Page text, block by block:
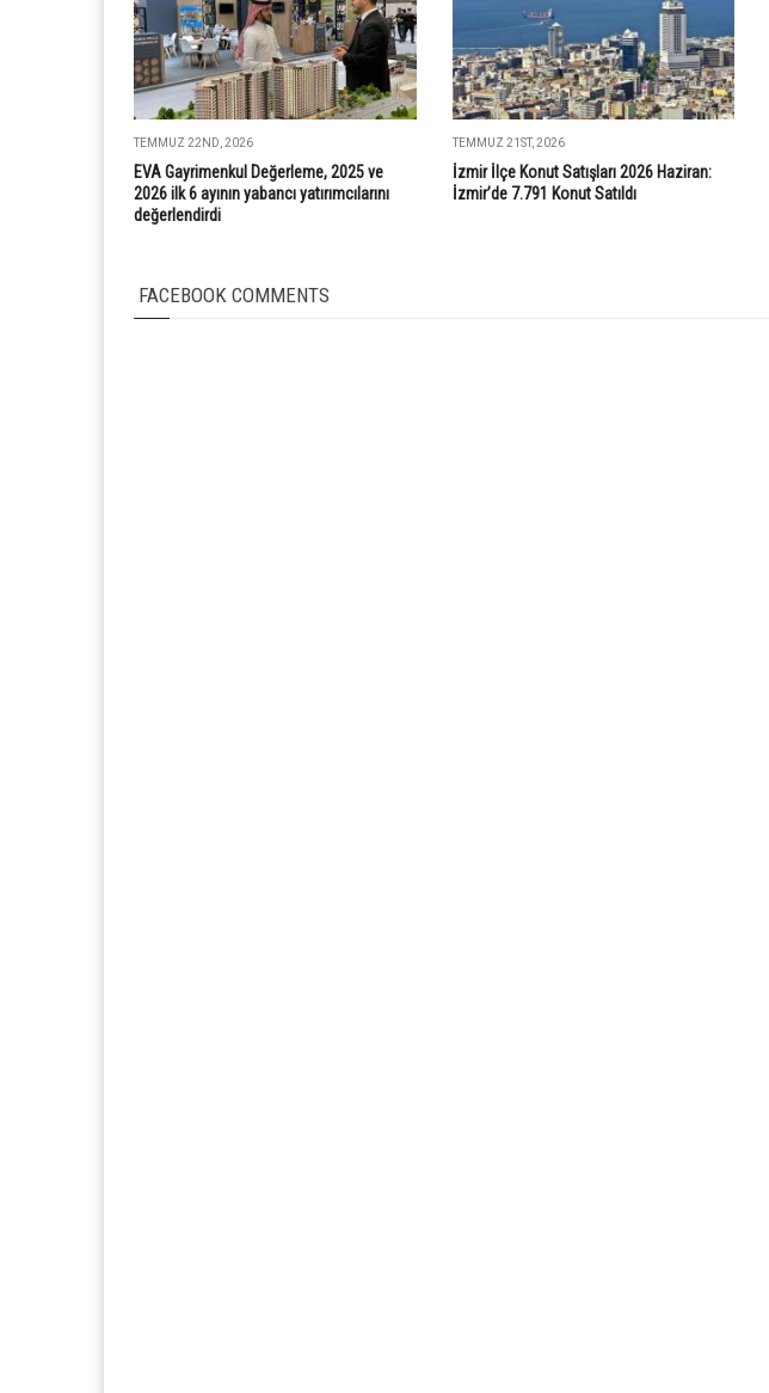
TEMMUZ 22ND, 2026
EVA Gayrimenkul Değerleme, 2025 ve
2026 ilk 6 ayının yabancı yatırımcılarını
değerlendirdi
TEMMUZ 21ST, 2026
İzmir İlçe Konut Satışları 2026 Haziran:
İzmir’de 7.791 Konut Satıldı
FACEBOOK COMMENTS